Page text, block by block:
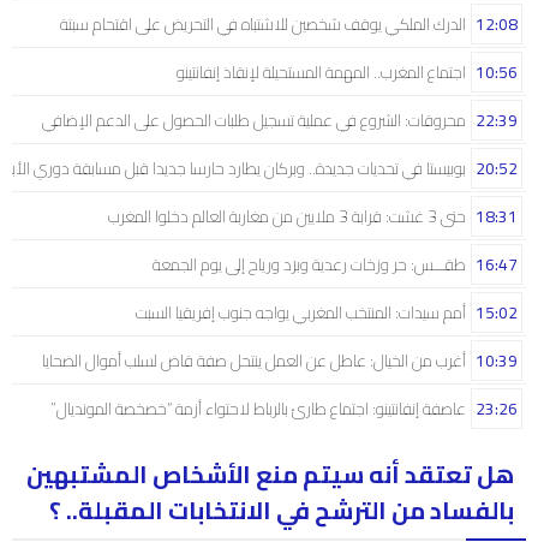
الدرك الملكي يوقف شخصين للاشتباه في التحريض على اقتحام سبتة 12:08
اجتماع المغرب.. المهمة المستحيلة لإنقاذ إنفانتينو 10:56
محروقات: الشروع في عملية تسجيل طلبات الحصول على الدعم الإضافي 22:39
بوبيستا في تحديات جديدة.. وبركان يطارد حارسا جديدا قبل مسابقة دوري 20:52
حتى 3 غشت: قرابة 3 ملايين من مغاربة العالم دخلوا المغرب 18:31
طقـــس: حر وزخات رعدية وبرَد ورياح إلى يوم الجمعة 16:47
أمم سيدات: المنتخب المغربي يواجه جنوب إفريقيا السبت 15:02
أغرب من الخيال: عاطل عن العمل ينتحل صفة قاض لسلب أموال الضحايا 10:39
عاصفة إنفانتينو: اجتماع طارئ بالرباط لاحتواء أزمة “خصخصة المونديال” 23:26
هل تعتقد أنه سيتم منع الأشخاص المشتبهين
بالفساد من الترشح في الانتخابات المقبلة.. ؟